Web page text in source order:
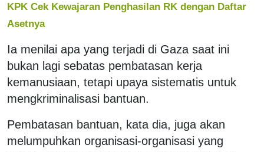
KPK Cek Kewajaran Penghasilan RK dengan Daftar
Asetnya
Ia menilai apa yang terjadi di Gaza saat ini
bukan lagi sebatas pembatasan kerja
kemanusiaan, tetapi upaya sistematis untuk
mengkriminalisasi bantuan.
Pembatasan bantuan, kata dia, juga akan
melumpuhkan organisasi-organisasi yang